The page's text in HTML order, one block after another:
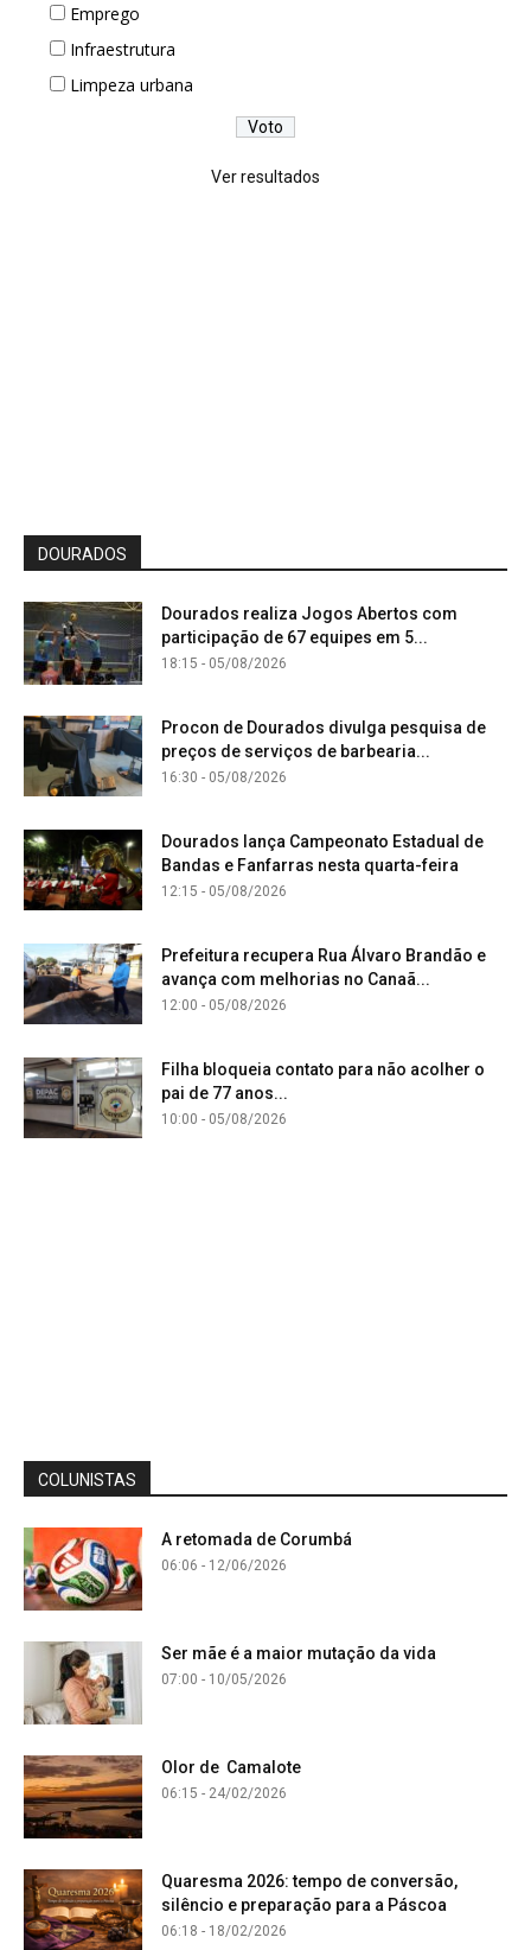
Emprego
Infraestrutura
Limpeza urbana
Ver resultados
DOURADOS
Dourados realiza Jogos Abertos com
participação de 67 equipes em 5...
18:15 - 05/08/2026
Procon de Dourados divulga pesquisa de
preços de serviços de barbearia...
16:30 - 05/08/2026
Dourados lança Campeonato Estadual de
Bandas e Fanfarras nesta quarta-feira
12:15 - 05/08/2026
Prefeitura recupera Rua Álvaro Brandão e
avança com melhorias no Canaã...
12:00 - 05/08/2026
Filha bloqueia contato para não acolher o
pai de 77 anos...
10:00 - 05/08/2026
COLUNISTAS
A retomada de Corumbá
06:06 - 12/06/2026
Ser mãe é a maior mutação da vida
07:00 - 10/05/2026
Olor de Camalote
06:15 - 24/02/2026
Quaresma 2026: tempo de conversão,
silêncio e preparação para a Páscoa
06:18 - 18/02/2026